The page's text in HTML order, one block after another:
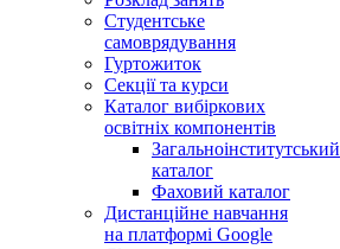
Студентське
самоврядування
Гуртожиток
Секції та курси
Каталог вибіркових
освітніх компонентів
Загальноінститутський
каталог
Фаховий каталог
Дистанційне навчання
на платформі Google